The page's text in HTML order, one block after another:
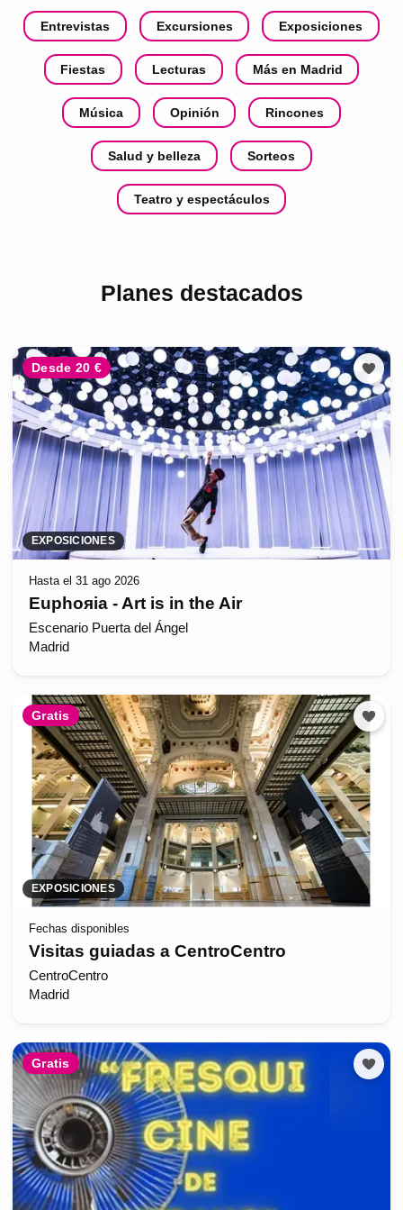
Entrevistas Excursiones Exposiciones
Fiestas Lecturas Más en Madrid
Música Opinión Rincones
Salud y belleza Sorteos
Teatro y espectáculos
Planes destacados
Desde 20 €
EXPOSICIONES
Hasta el 31 ago 2026
Euphoяia - Art is in the Air
Escenario Puerta del Ángel
Madrid
Gratis
EXPOSICIONES
Fechas disponibles
Visitas guiadas a CentroCentro
CentroCentro
Madrid
Gratis